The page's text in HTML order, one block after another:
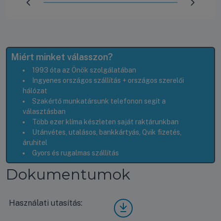
Miért minket válasszon?
1993 óta az Önök szolgálatában
Ingyenes országos szállítás + országos szerelői
hálózat
Szakértő munkatársunk telefonon segít a
választásban
Több ezer klíma készleten saját raktárunkban
Utánvétes, utalásos, bankkártyás, Qvik fizetés,
áruhitel
Gyors és rugalmas szállítás
Dokumentumok
Használati utasítás:
LG
UV6